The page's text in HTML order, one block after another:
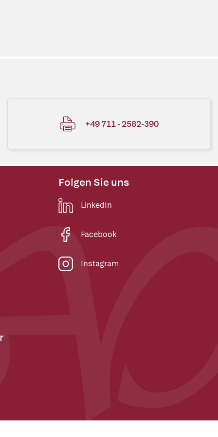
+49 711 - 2582-390
Folgen Sie uns
LinkedIn
Facebook
Instagram